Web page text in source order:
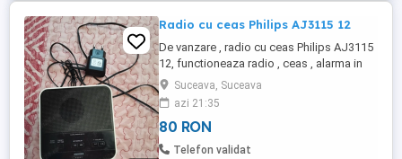
Radio cu ceas Philips AJ3115 12
De vanzare , radio cu ceas Philips AJ3115
12, functioneaza radio , ceas , alarma in
stare foarte buna . Pentru mai mute detali
lasati mesaj.
Suceava, Suceava
azi 21:35
80 RON
Telefon validat